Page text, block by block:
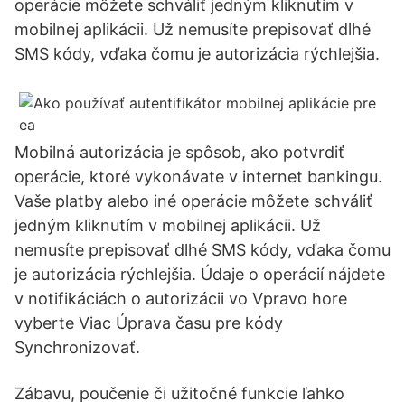
operácie môžete schváliť jedným kliknutím v
mobilnej aplikácii. Už nemusíte prepisovať dlhé
SMS kódy, vďaka čomu je autorizácia rýchlejšia.
Mobilná autorizácia je spôsob, ako potvrdiť
operácie, ktoré vykonávate v internet bankingu.
Vaše platby alebo iné operácie môžete schváliť
jedným kliknutím v mobilnej aplikácii. Už
nemusíte prepisovať dlhé SMS kódy, vďaka čomu
je autorizácia rýchlejšia. Údaje o operácií nájdete
v notifikáciách o autorizácii vo Vpravo hore
vyberte Viac Úprava času pre kódy
Synchronizovať.
Zábavu, poučenie či užitočné funkcie ľahko